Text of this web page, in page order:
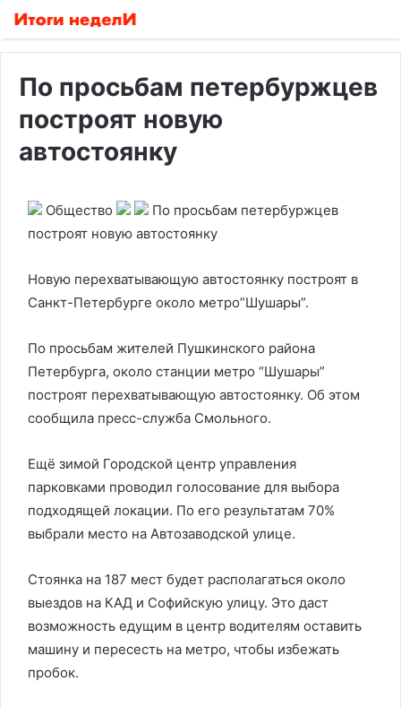
По просьбам петербуржцев
построят новую
автостоянку
Общество
По просьбам петербуржцев
построят новую автостоянку
Новую перехватывающую автостоянку построят в
Санкт-Петербурге около метро”Шушары”.
По просьбам жителей Пушкинского района
Петербурга, около станции метро “Шушары”
построят перехватывающую автостоянку. Об этом
сообщила пресс-служба Смольного.
Ещё зимой Городской центр управления
парковками проводил голосование для выбора
подходящей локации. По его результатам 70%
выбрали место на Автозаводской улице.
Стоянка на 187 мест будет располагаться около
выездов на КАД и Софийскую улицу. Это даст
возможность едущим в центр водителям оставить
машину и пересесть на метро, чтобы избежать
пробок.